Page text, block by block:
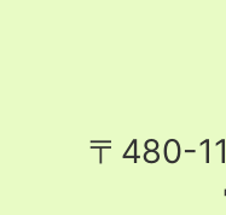
〒480-